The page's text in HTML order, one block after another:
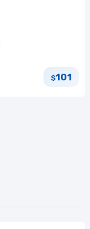
$101